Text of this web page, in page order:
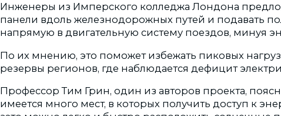
Инженеры из Имперского колледжа Лондона
панели вдоль железнодорожных путей и подавать
напрямую в двигательную систему поездов, минуя
По их мнению, это поможет избежать пиковых
резервы регионов, где наблюдается дефицит
Профессор Тим Грин, один из авторов проекта,
имеется много мест, в которых получить доступ к